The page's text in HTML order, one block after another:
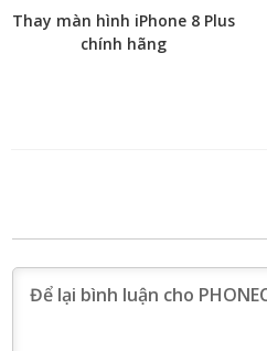
Thay màn hình iPhone 8 Plus
chính hãng